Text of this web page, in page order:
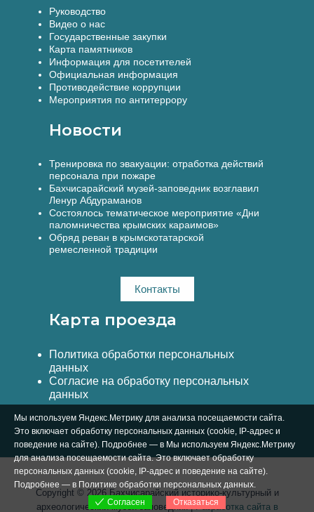
Руководство
Видео о нас
Государственные закупки
Карта памятников
Информация для посетителей
Официальная информация
Противодействие коррупции
Мероприятия по антитеррору
Новости
Тренировка по эвакуации: отработка действий
персонала при пожаре
Бахчисарайский музей-заповедник возглавил
Ленур Абдураманов
Состоялось тематическое мероприятие «Дни
паломничества крымских караимов»
Обряд реван в крымскотатарской
ремесленной традиции
Контакты
Карта проезда
Политика обработки персональных
данных
Согласие на обработку персональных
данных
Copyright © 2026 Бахчисарайский историко-культурный и
археологический музей-заповедник |Разработка сайта в
Мы используем Яндекс.Метрику для анализа посещаемости сайта.
Это включает обработку персональных данных (cookie, IP-адрес и
поведение на сайте). Подробнее — в Мы используем Яндекс.Метрику
для анализа посещаемости сайта. Это включает обработку
персональных данных (cookie, IP-адрес и поведение на сайте).
Подробнее — в Политике обработки персональных данных.
Согласен
Отказаться